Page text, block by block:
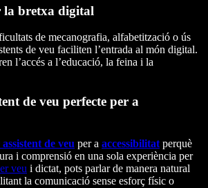
la bretxa digital
de mecanografia, alfabetització o ús
de veu faciliten l’entrada al món digital.
l’accés a l’educació, la feina i la
de veu perfecte per a
de veu per a accessibilitat perquè
i comprensió en una sola experiència per
veu i dictat, pots parlar de manera natural
la comunicació sense esforç físic o